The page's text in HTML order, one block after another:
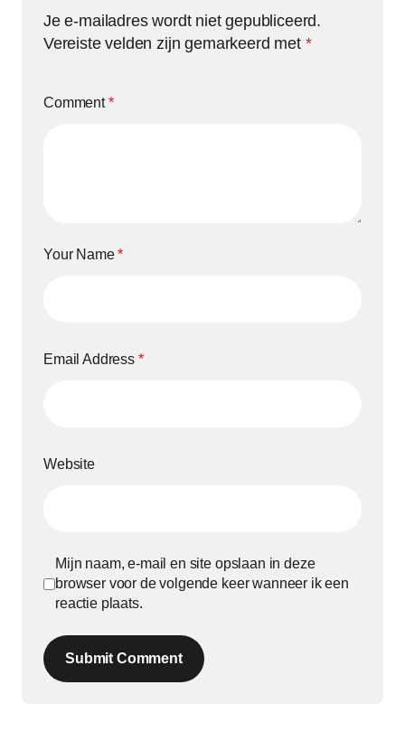
Je e-mailadres wordt niet gepubliceerd.
Vereiste velden zijn gemarkeerd met *
Comment*
Your Name*
Email Address *
Website
Mijn naam, e-mail en site opslaan in deze
browser voor de volgende keer wanneer ik een
reactie plaats.
Submit Comment